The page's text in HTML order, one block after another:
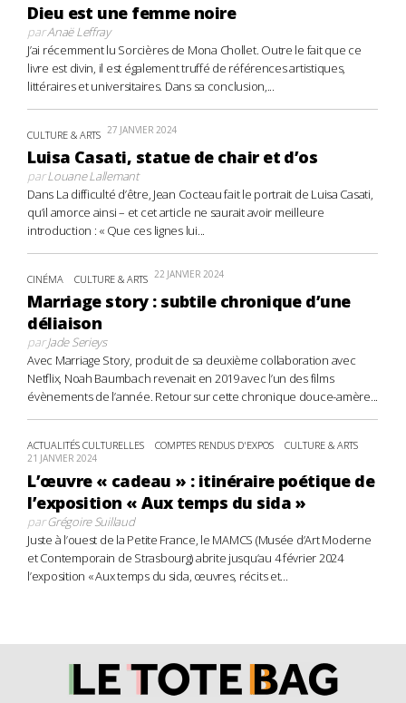
Dieu est une femme noire
parAnaë Leffray
J’ai récemment lu Sorcières de Mona Chollet. Outre le fait que ce
livre est divin, il est également truffé de références artistiques,
littéraires et universitaires. Dans sa conclusion,...
CULTURE & ARTS 27 JANVIER 2024
Luisa Casati, statue de chair et d’os
parLouane Lallemant
Dans La difficulté d’être, Jean Cocteau fait le portrait de Luisa Casati,
qu’il amorce ainsi – et cet article ne saurait avoir meilleure
introduction : « Que ces lignes lui...
CINÉMA CULTURE & ARTS 22 JANVIER 2024
Marriage story : subtile chronique d’une
déliaison
parJade Serieys
Avec Marriage Story, produit de sa deuxième collaboration avec
Netflix, Noah Baumbach revenait en 2019 avec l’un des films
évènements de l’année. Retour sur cette chronique douce-amère...
ACTUALITÉS CULTURELLES COMPTES RENDUS D'EXPOS CULTURE & ARTS
21 JANVIER 2024
L’œuvre « cadeau » : itinéraire poétique de
l’exposition « Aux temps du sida »
parGrégoire Suillaud
Juste à l’ouest de la Petite France, le MAMCS (Musée d’Art Moderne
et Contemporain de Strasbourg) abrite jusqu’au 4 février 2024
l’exposition « Aux temps du sida, œuvres, récits et...